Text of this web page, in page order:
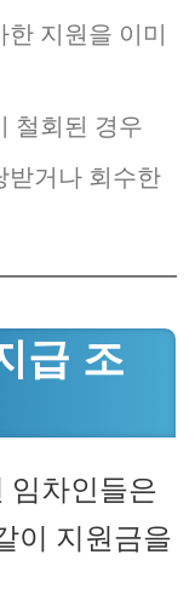
지원을 이미
철회된 경우
받거나 회수한
급 조
임차인들은
이 지원금을